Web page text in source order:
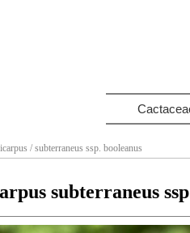
/ subterraneus ssp. booleanus
subterraneus